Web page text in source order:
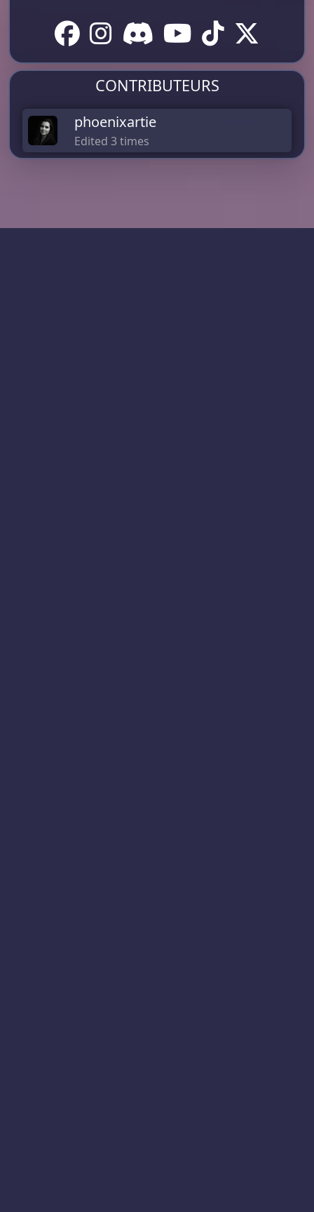
CONTRIBUTEURS
phoenixartie
Edited 3 times